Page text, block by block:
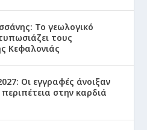
Το γεωλογικό
τους
Κεφαλονιάς
Οι εγγραφές άνοιξαν
στην καρδιά